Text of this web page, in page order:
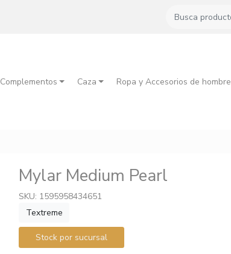
Complementos Caza Ropa y Accesorios de hombre
Mylar Medium Pearl
SKU: 1595958434651
Textreme
Stock por sucursal